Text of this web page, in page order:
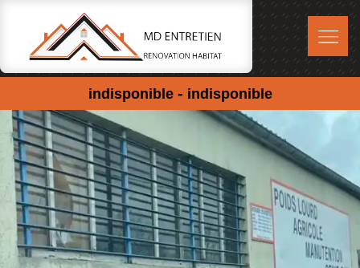
indisponible - indisponible